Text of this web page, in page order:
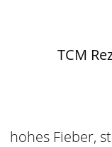
TCM
hohes Fieber,